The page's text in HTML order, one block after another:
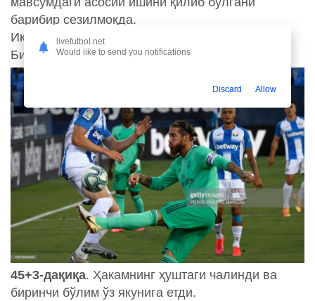
барибир сезилмоқда.
Иккини бўлим бошланди.
Бизни қизиқарли иккинчи бўлим кутиб турибди.
45+3-дақиқа. Ҳакамнинг ҳуштаги чалинди ва
биринчи бўлим ўз якунига етди.
livefutbol.net
Would like to send you notifications
Discard Allow